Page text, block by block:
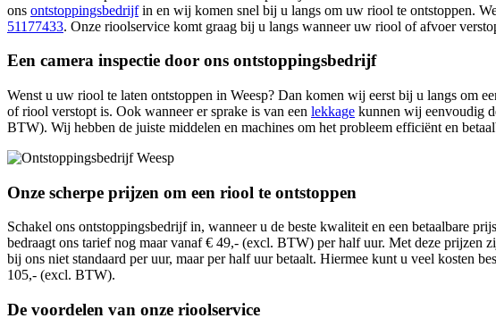
ons ontstoppingsbedrijfin en wij komen snel bij u langs om uw riool te ontstoppen.
51177433. Onze rioolservice komt graag bij u langs wanneer uw riool of afvoer
Een camera inspectie door ons ontstoppingsbedrijf
Wenst u uw riool te laten ontstoppen in Weesp? Dan komen wij eerst bij u langs om
of riool verstopt is. Ook wanneer er sprake is van een lekkage kunnen wij eenvoudig
BTW). Wij hebben de juiste middelen en machines om het probleem efficiënt en
Onze scherpe prijzen om een riool te ontstoppen
Schakel ons ontstoppingsbedrijf in, wanneer u de beste kwaliteit en een betaalbare
bedraagt ons tarief nog maar vanaf € 49,- (excl. BTW) per half uur. Met deze prijzen
bij ons niet standaard per uur, maar per half uur betaalt. Hiermee kunt u veel kosten
105,- (excl. BTW).
De voordelen van onze rioolservice